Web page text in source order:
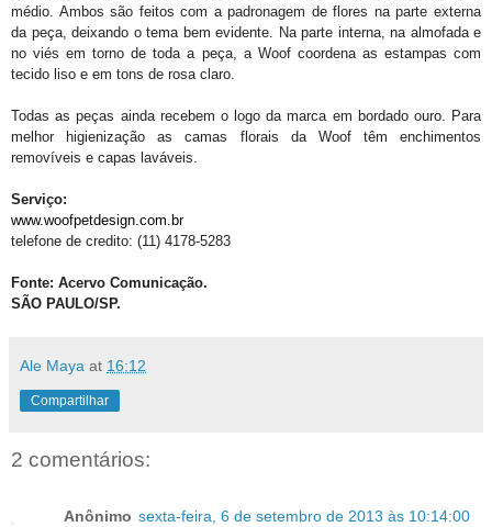
médio. Ambos são feitos com a padronagem de flores na parte externa
da peça, deixando o tema bem evidente. Na parte interna, na almofada e
no viés em torno de toda a peça, a Woof coordena as estampas com
tecido liso e em tons de rosa claro.
Todas as peças ainda recebem o logo da marca em bordado ouro. Para
melhor higienização as camas florais da Woof têm enchimentos
removíveis e capas laváveis.
Serviço:
www.woofpetdesign.com.br
telefone de credito: (11) 4178-5283
Fonte: Acervo Comunicação.
SÃO PAULO/SP.
Ale Maya at 16:12
Compartilhar
2 comentários:
Anônimo sexta-feira, 6 de setembro de 2013 às 10:14:00